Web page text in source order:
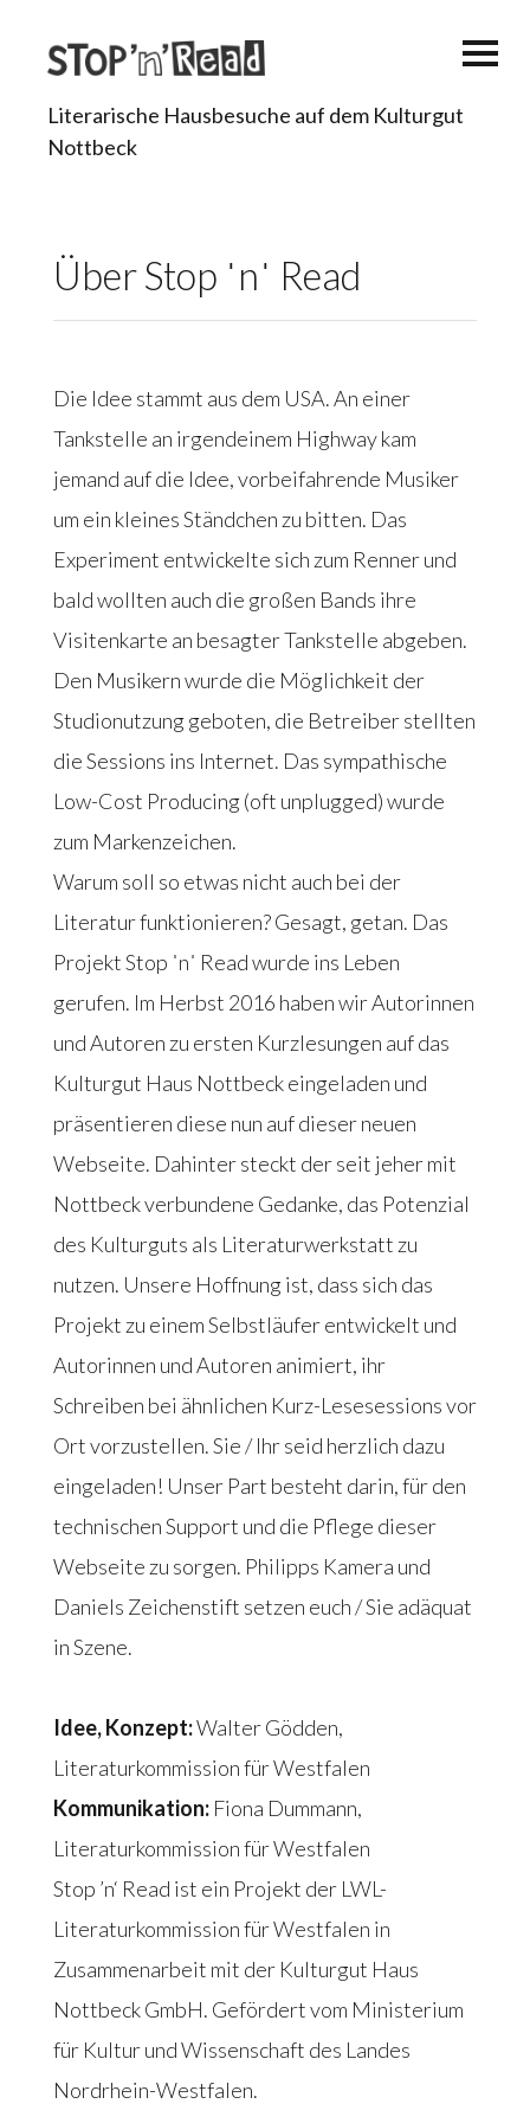
Literarische Hausbesuche auf dem Kulturgut
Nottbeck
Über Stop ˈnˈ Read
Die Idee stammt aus dem USA. An einer
Tankstelle an irgendeinem Highway kam
jemand auf die Idee, vorbeifahrende Musiker
um ein kleines Ständchen zu bitten. Das
Experiment entwickelte sich zum Renner und
bald wollten auch die großen Bands ihre
Visitenkarte an besagter Tankstelle abgeben.
Den Musikern wurde die Möglichkeit der
Studionutzung geboten, die Betreiber stellten
die Sessions ins Internet. Das sympathische
Low-Cost Producing (oft unplugged) wurde
zum Markenzeichen.
Warum soll so etwas nicht auch bei der
Literatur funktionieren? Gesagt, getan. Das
Projekt Stop ˈnˈ Read wurde ins Leben
gerufen. Im Herbst 2016 haben wir Autorinnen
und Autoren zu ersten Kurzlesungen auf das
Kulturgut Haus Nottbeck eingeladen und
präsentieren diese nun auf dieser neuen
Webseite. Dahinter steckt der seit jeher mit
Nottbeck verbundene Gedanke, das Potenzial
des Kulturguts als Literaturwerkstatt zu
nutzen. Unsere Hoffnung ist, dass sich das
Projekt zu einem Selbstläufer entwickelt und
Autorinnen und Autoren animiert, ihr
Schreiben bei ähnlichen Kurz-Lesesessions vor
Ort vorzustellen. Sie / Ihr seid herzlich dazu
eingeladen! Unser Part besteht darin, für den
technischen Support und die Pflege dieser
Webseite zu sorgen. Philipps Kamera und
Daniels Zeichenstift setzen euch / Sie adäquat
in Szene.
Idee, Konzept:Walter Gödden,
Literaturkommission für Westfalen
Kommunikation:Fiona Dummann,
Literaturkommission für Westfalen
Stop ’n‘ Read ist ein Projekt der LWL-
Literaturkommission für Westfalen in
Zusammenarbeit mit der Kulturgut Haus
Nottbeck GmbH. Gefördert vom Ministerium
für Kultur und Wissenschaft des Landes
Nordrhein-Westfalen.